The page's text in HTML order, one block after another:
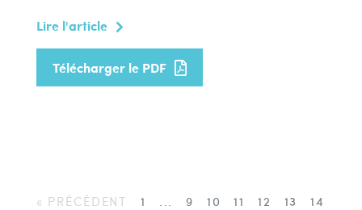
Lire l'article
Télécharger le PDF
« PRÉCÉDENT 1 ... 9 10 11 12 13
14